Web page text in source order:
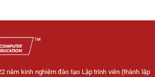
năm kinh nghiệm đào tạo Lập trình viên (thành lập